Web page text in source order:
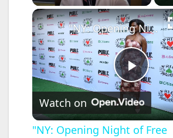
P
l
"NY: Opening Night of Free Shakespeare in the Park's "Romeo And Juliet" - Arrivals" 10.
Watch on
"NY: Opening Night of Free